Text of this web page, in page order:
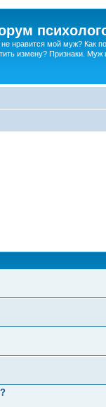
нравится мой муж? Как
измену? Признаки. Муж